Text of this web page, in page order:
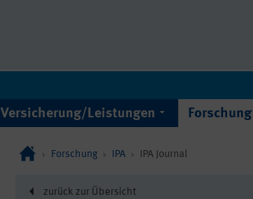
Versicherung/Leistungen Forschung
Forschung IPA IPA Journal
zurück zur Übersicht